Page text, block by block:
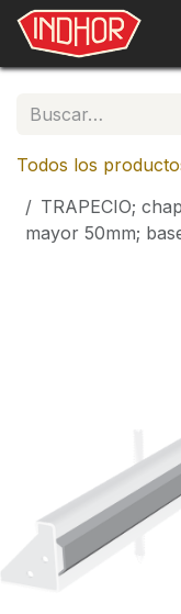
Ir al contenido
Todos los
TRAPECIO;
mayor 50mm;